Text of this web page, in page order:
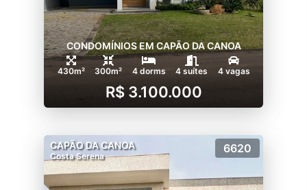
CONDOMÍNIOS EM CAPÃO DA CANOA
430m² 300m² 4 dorms 4 suítes 4 vagas
R$ 3.100.000
CAPÃO DA CANOA
Costa Serena
6620